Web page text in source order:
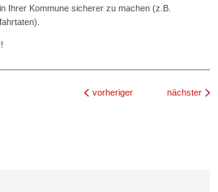
Ihrer Kommune sicherer zu machen (z.B.
!
nächster
vorheriger